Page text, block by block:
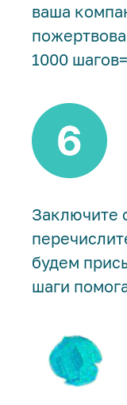
ваша
1000
Заключите
будем
шаги